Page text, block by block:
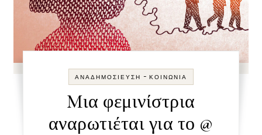
ΑΝΑΔΗΜΟΣΊΕΥΣΗ - ΚΟΙΝΩΝΊΑ
Mια φεμινίστρια
αναρωτιέται για το @